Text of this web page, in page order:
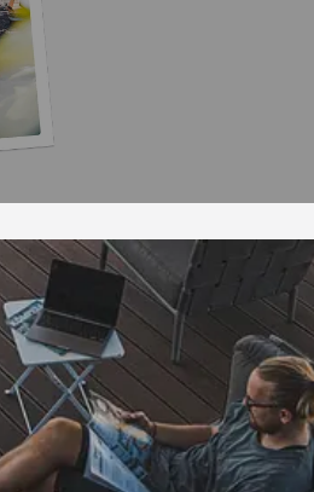
„Hervorragend schnelle Lieferung.
Die Ware war natürlich im
perfekten Zustand. Ich werde die
nächsten Tage wieder bestellen
Grüße an die Belegschaft gute
Arbeit👍🏾👍🏾“
08.08.2026